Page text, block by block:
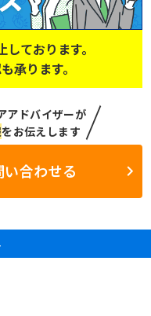
ております。
承ります。
アドバイザーが
をお伝えします
合わせる